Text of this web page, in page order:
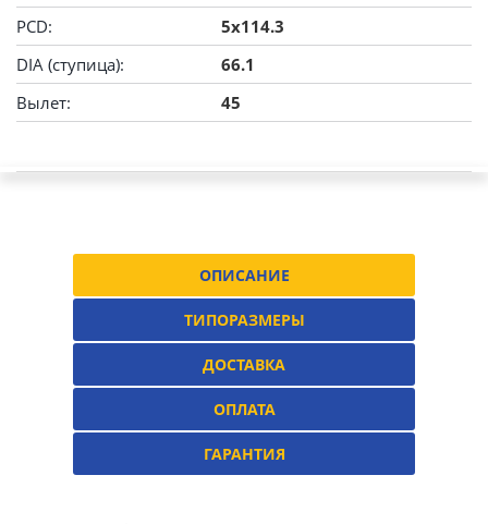
PCD:
5x114.3
DIA (ступица):
66.1
Вылет:
45
ОПИСАНИЕ
ТИПОРАЗМЕРЫ
ДОСТАВКА
ОПЛАТА
ГАРАНТИЯ